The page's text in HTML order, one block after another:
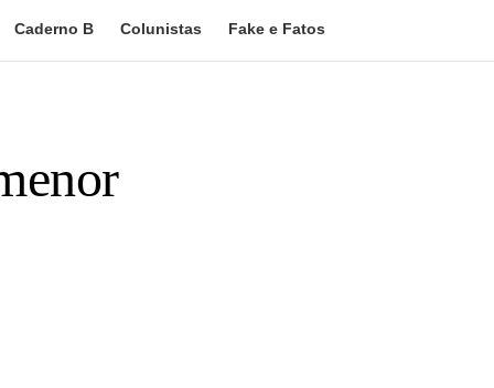
Caderno B Colunistas Fake e Fatos